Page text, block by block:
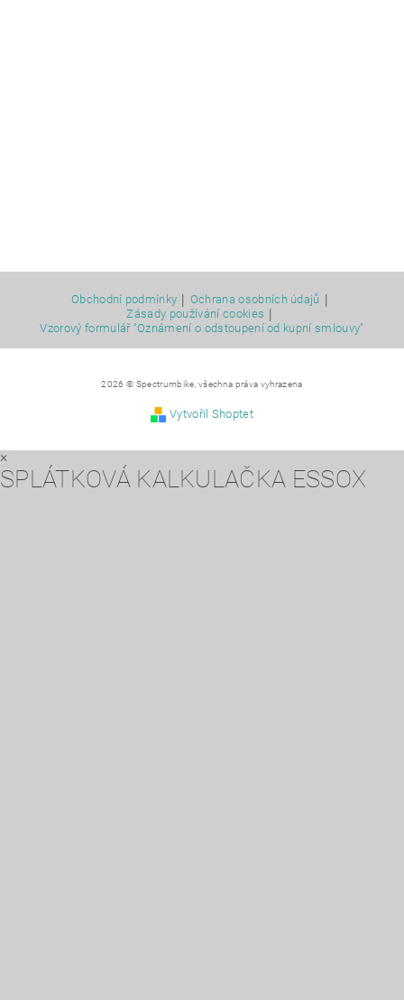
Obchodní podmínky | Ochrana osobních údajů |
Zásady používání cookies |
Vzorový formulář "Oznámení o odstoupení od kupní smlouvy"
2026 © Spectrumbike, všechna práva vyhrazena
Vytvořil Shoptet
×
SPLÁTKOVÁ KALKULAČKA ESSOX